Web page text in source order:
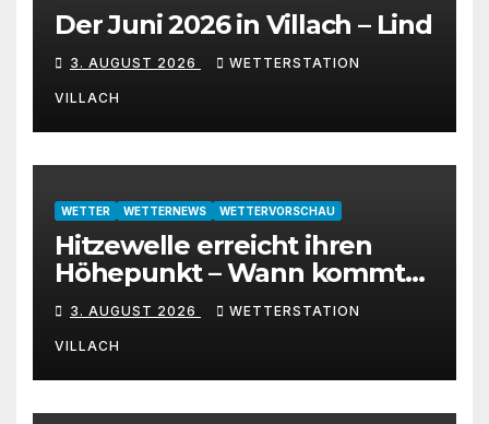
Der Juni 2026 in Villach – Lind
3. AUGUST 2026 WETTERSTATION
VILLACH
WETTER WETTERNEWS WETTERVORSCHAU
Hitzewelle erreicht ihren
Höhepunkt – Wann kommt
die Abkühlung?
3. AUGUST 2026 WETTERSTATION
VILLACH